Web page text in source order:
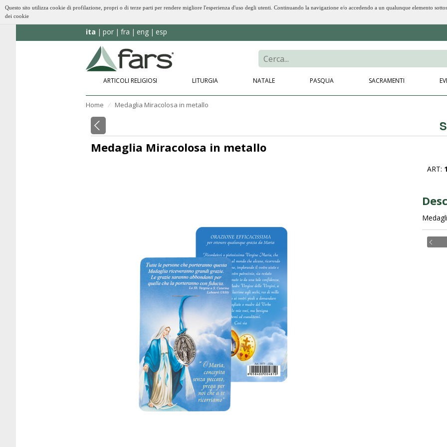
Questo sito utilizza cookie di profilazione, propri o di terze parti per rendere migliore l'esperienza d'uso degli utenti. Continuando la navigazione e/o accedendo a un qualunque elemento
dei cookie
ita por fra eng esp
ARTICOLI RELIGIOSI LITURGIA NATALE PASQUA SACRAMENTI
Home ⁄ Medaglia Miracolosa in metallo
Medaglia Miracolosa in metallo
ART: